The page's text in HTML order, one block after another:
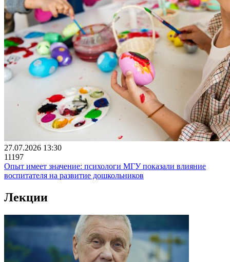
27.07.2026 13:30
11197
Опыт имеет значение: психологи МГУ показали влияние
воспитателя на развитие дошкольников
Лекции